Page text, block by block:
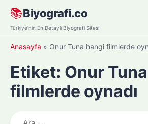
Skip
content
📚Biyografi.co
Türkiye'nin En Detaylı Biyografi Sitesi
Anasayfa » Onur Tuna hangi filmlerde
Etiket: Onur
filmlerde oynadı